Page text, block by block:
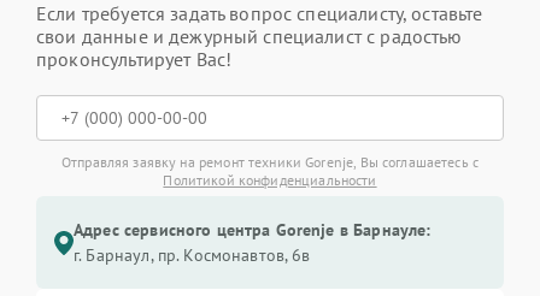
Если требуется задать вопрос специалисту, оставьте
свои данные и дежурный специалист с радостью
проконсультирует Вас!
Отправляя заявку на ремонт техники Gorenje, Вы соглашаетесь с
Политикой конфиденциальности
Адрес сервисного центра Gorenje в Барнауле:
г. Барнаул, ​пр. Космонавтов, 6в